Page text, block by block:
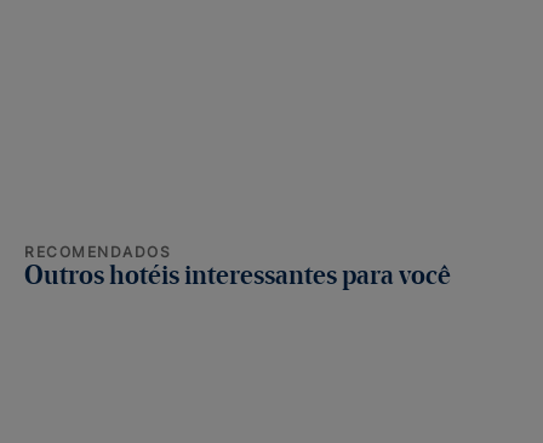
RECOMENDADOS
Outros hotéis interessantes para você